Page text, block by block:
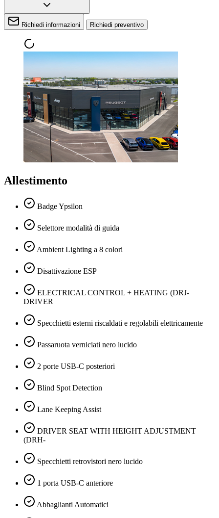
Richiedi informazioni Richiedi preventivo
Allestimento
Badge Ypsilon
Selettore modalità di guida
Ambient Lighting a 8 colori
Disattivazione ESP
ELECTRICAL CONTROL + HEATING (DRJ-
DRIVER
Specchietti esterni riscaldati e regolabili elettricamente
Passaruota verniciati nero lucido
2 porte USB-C posteriori
Blind Spot Detection
Lane Keeping Assist
DRIVER SEAT WITH HEIGHT ADJUSTMENT
(DRH-
Specchietti retrovistori nero lucido
1 porta USB-C anteriore
Abbaglianti Automatici